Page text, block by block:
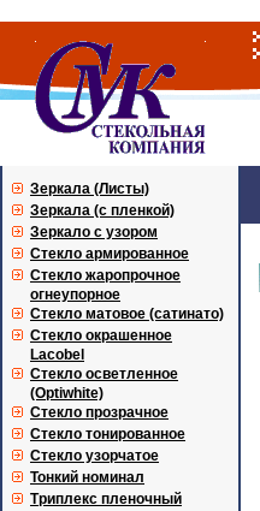
Зеркала (Листы)
Зеркала (с пленкой)
Зеркало с узором
Стекло армированное
Стекло жаропрочное
огнеупорное
Стекло матовое (сатинато)
Стекло окрашенное
Lacobel
Стекло осветленное
(Optiwhite)
Стекло прозрачное
Стекло тонированное
Стекло узорчатое
Тонкий номинал
Триплекс пленочный